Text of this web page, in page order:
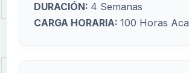
DURACIÓN: 4 Semanas
CARGA HORARIA: 100 Horas